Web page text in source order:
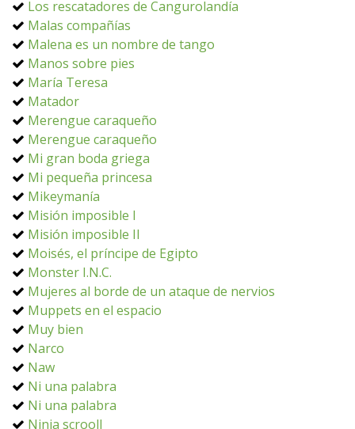
Los rescatadores de Cangurolandía
Malas compañías
Malena es un nombre de tango
Manos sobre pies
María Teresa
Matador
Merengue caraqueño
Merengue caraqueño
Mi gran boda griega
Mi pequeña princesa
Mikeymanía
Misión imposible I
Misión imposible II
Moisés, el príncipe de Egipto
Monster I.N.C.
Mujeres al borde de un ataque de nervios
Muppets en el espacio
Muy bien
Narco
Naw
Ni una palabra
Ni una palabra
Ninja scrooll